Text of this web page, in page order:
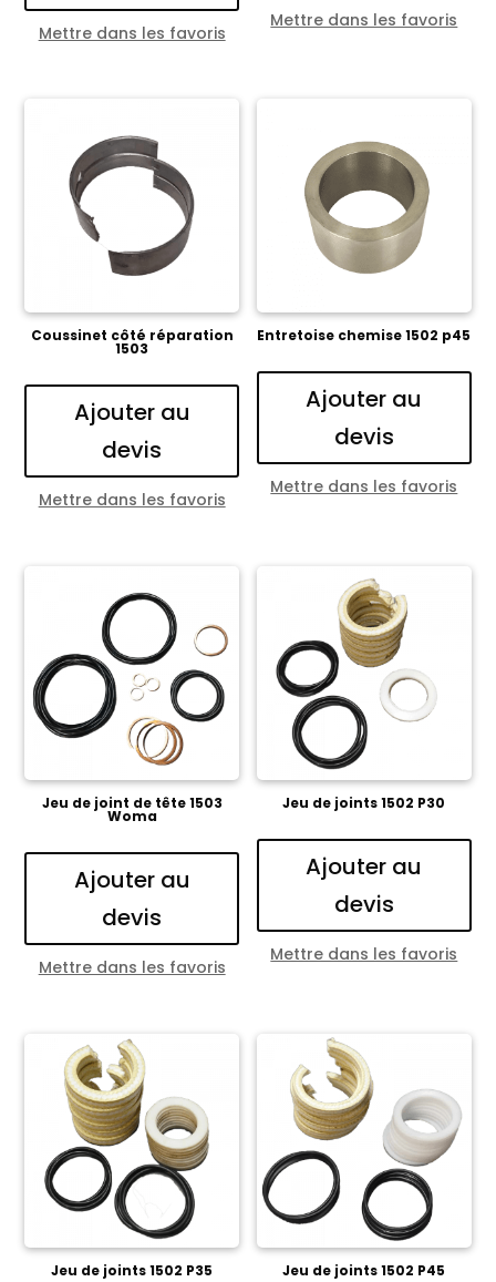
Mettre dans les favoris
Mettre dans les favoris
Coussinet côté réparation
1503
Ajouter au
devis
Mettre dans les favoris
Entretoise chemise 1502 p45
Ajouter au
devis
Mettre dans les favoris
Jeu de joint de tête 1503
Woma
Ajouter au
devis
Mettre dans les favoris
Jeu de joints 1502 P30
Ajouter au
devis
Mettre dans les favoris
Jeu de joints 1502 P35 Jeu de joints 1502 P45